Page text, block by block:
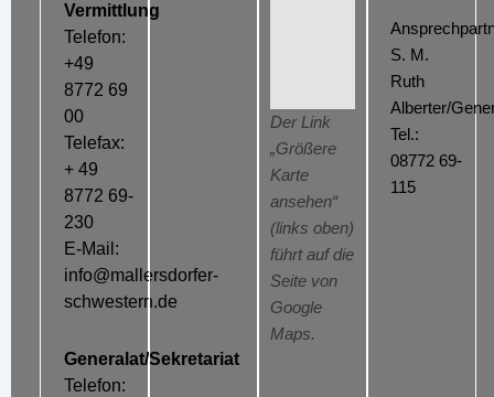
Vermittlung
Telefon:
+49
8772 69
00
Telefax:
+ 49
8772 69-
230
E-Mail:
info@mallersdorfer-
schwestern.de
Generalat/Sekretariat
Telefon:
Der Link
„Größere
Karte
ansehen“
(links oben)
führt auf die
Seite von
Google
Maps.
S. M.
Ruth
Alberter/
Tel.:
08772 69-
115